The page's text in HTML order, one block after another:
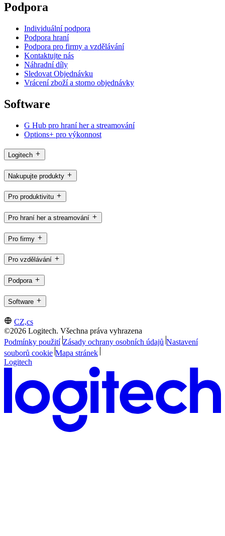
Podpora
Individuální podpora
Podpora hraní
Podpora pro firmy a vzdělávání
Kontaktujte nás
Náhradní díly
Sledovat Objednávku
Vrácení zboží a storno objednávky
Software
G Hub pro hraní her a streamování
Options+ pro výkonnost
Logitech
Nakupujte produkty
Pro produktivitu
Pro hraní her a streamování
Pro firmy
Pro vzdělávání
Podpora
Software
CZ,cs
©2026 Logitech. Všechna práva vyhrazena
Podmínky použití Zásady ochrany osobních údajů Nastavení
souborů cookie Mapa stránek
Logitech